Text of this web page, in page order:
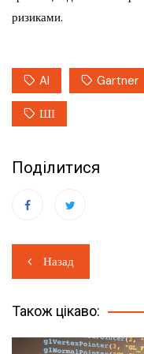
ризиками.
AI Gartner
ШІ
Поділитися
Навігація
записів
Назад
Також цікаво: